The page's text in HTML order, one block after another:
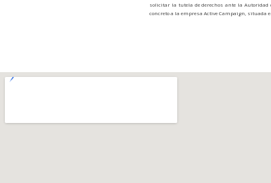
solicitar la tutela de derechos ante la Autoridad
concreto a la empresa Active Campaign, situada